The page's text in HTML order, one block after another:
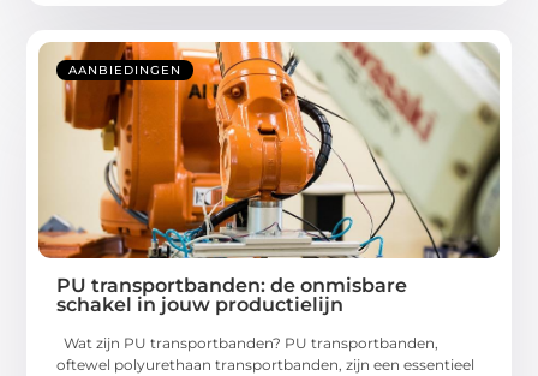
AANBIEDINGEN
PU transportbanden: de onmisbare
schakel in jouw productielijn
Wat zijn PU transportbanden? PU transportbanden,
oftewel polyurethaan transportbanden, zijn een essentieel